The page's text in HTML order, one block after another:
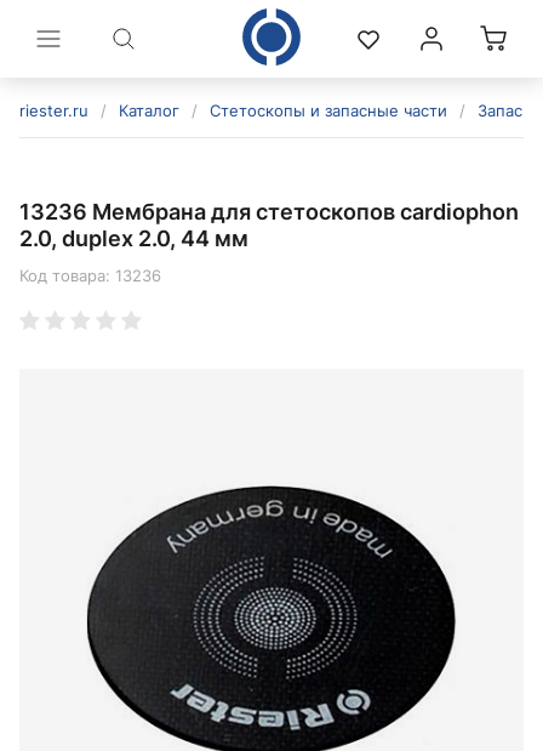
riester.ru / Каталог / Стетоскопы и запасные части /
13236 Мембрана для стетоскопов cardiophon
2.0, duplex 2.0, 44 мм
Код товара: 13236